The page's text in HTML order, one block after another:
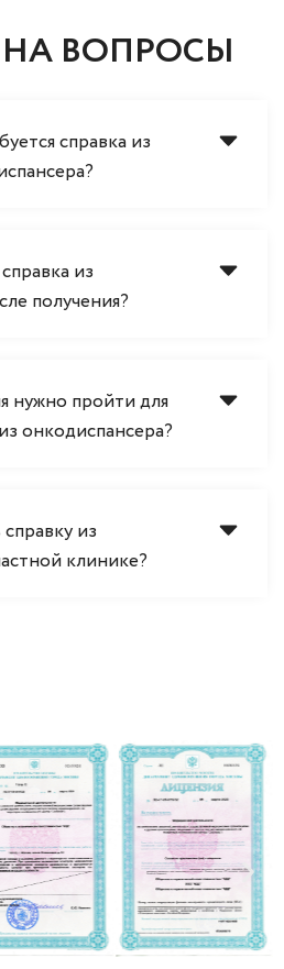
ВОПРОСЫ
справка из
из
получения?
нужно пройти для
онкодиспансера?
из
клинике?